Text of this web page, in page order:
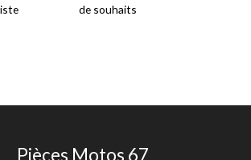
de souhaits
Pièces Motos 67